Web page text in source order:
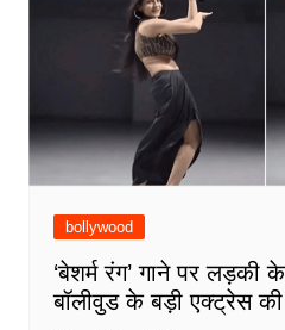
bollywood
‘बेशर्म रंग’ गाने पर लड़की
बॉलीवुड के बड़ी एक्ट्रेस की